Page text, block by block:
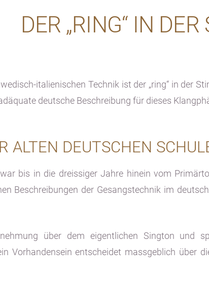
DER „RING“ IN
italienischen Technik ist der „ring“ in der
deutsche Beschreibung für dieses
ALTEN DEUTSCHEN
bis in die dreissiger Jahre hinein vom
Beschreibungen der Gesangstechnik im
über dem eigentlichen Sington und
Vorhandensein entscheidet massgeblich über